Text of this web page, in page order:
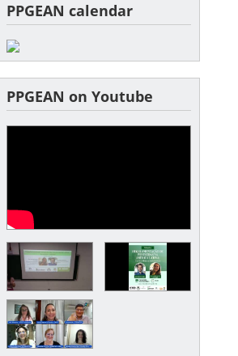
PPGEAN calendar
PPGEAN on Youtube